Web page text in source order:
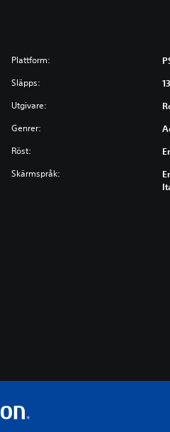
Plattform:
Släpps:
Utgivare:
Genrer:
Röst:
Skärmspråk: